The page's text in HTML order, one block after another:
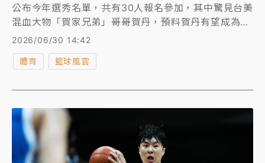
公布今年選秀名單，共有30人報名參加，其中驚見台美
混血大物「賀家兄弟」哥哥賀丹，預料賀丹有望成為
TPBL今年選秀狀元的大熱門。
2026/06/30 14:42
體育 籃球風雲